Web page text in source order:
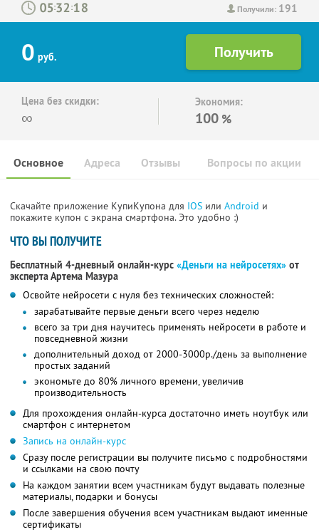
Получили: 191
: :
0 руб.
Цена без скидки:
∞
Экономия:
100 %
Основное Отзывы Вопросы по акции
Адреса
Скачайте приложение КупиКупона для IOS или Android и
покажите купон с экрана смартфона. Это удобно :)
ЧТО ВЫ ПОЛУЧИТЕ
Бесплатный 4-дневный онлайн-курс «Деньги на нейросетях» от
эксперта Артема Мазура
Освойте нейросети с нуля без технических сложностей:
зарабатывайте первые деньги всего через неделю
всего за три дня научитесь применять нейросети в работе и
повседневной жизни
дополнительный доход от 2000-3000р./день за выполнение
простых заданий
экономьте до 80% личного времени, увеличив
производительность
Для прохождения онлайн-курса достаточно иметь ноутбук или
смартфон с интернетом
Запись на онлайн-курс
Сразу после регистрации вы получите письмо с подробностями
и ссылками на свою почту
На каждом занятии всем участникам будут выдавать полезные
материалы, подарки и бонусы
После завершения обучения всем участникам выдают именные
сертификаты